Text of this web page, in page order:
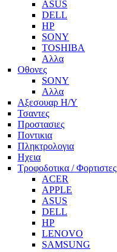
ASUS
DELL
HP
SONY
TOSHIBA
Αλλα
Οθονες
SONY
Αλλα
Αξεσουαρ Η/Υ
Τσαντες
Προστασιες
Ποντικια
Πληκτρολογια
Ηχεια
Τροφοδοτικα / Φορτιστες
ACER
APPLE
ASUS
DELL
HP
LENOVO
SAMSUNG